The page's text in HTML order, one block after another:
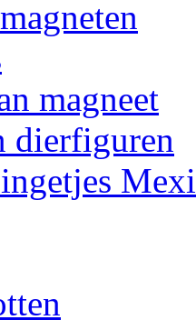
magneet
dierfiguren